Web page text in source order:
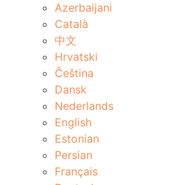
Azerbaijani
Català
中文
Hrvatski
Čeština
Dansk
Nederlands
English
Estonian
Persian
Français